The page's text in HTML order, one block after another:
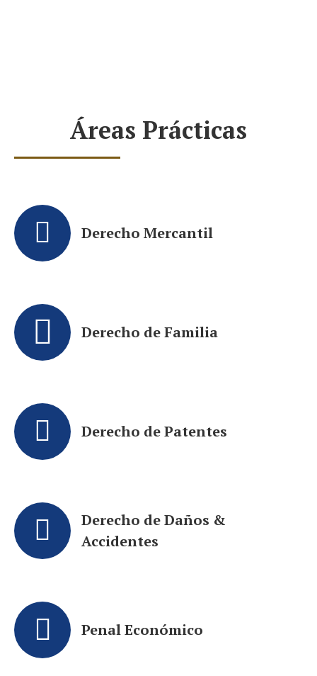
Áreas Prácticas
Derecho Mercantil
Derecho de Familia
Derecho de Patentes
Derecho de Daños &
Accidentes
Penal Económico